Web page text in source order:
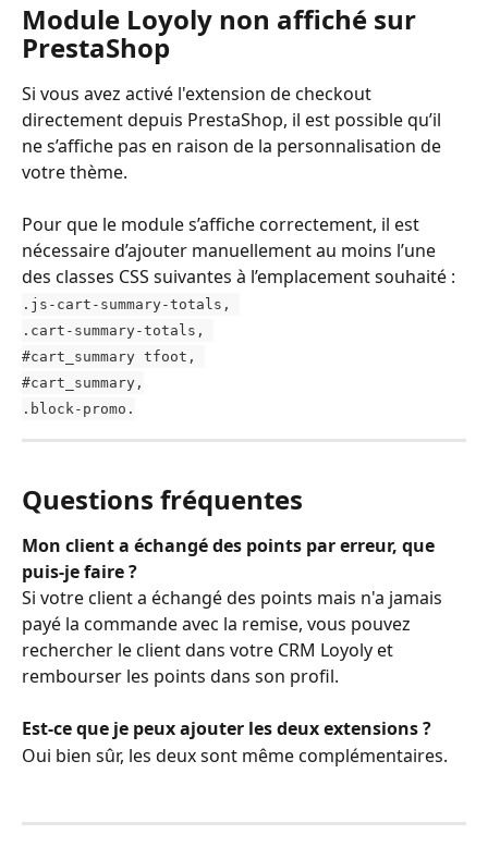
Module Loyoly non affiché sur
PrestaShop
Si vous avez activé l'extension de checkout
directement depuis PrestaShop, il est possible qu’il
ne s’affiche pas en raison de la personnalisation de
votre thème.
Pour que le module s’affiche correctement, il est
nécessaire d’ajouter manuellement au moins l’une
des classes CSS suivantes à l’emplacement souhaité :
​.js-cart-summary-totals,
​.cart-summary-totals,
​#cart_summary tfoot,
​#cart_summary,
.block-promo.
Questions fréquentes
Mon client a échangé des points par erreur, que
puis-je faire ?
Si votre client a échangé des points mais n'a jamais
payé la commande avec la remise, vous pouvez
rechercher le client dans votre CRM Loyoly et
rembourser les points dans son profil.
Est-ce que je peux ajouter les deux extensions ?
Oui bien sûr, les deux sont même complémentaires.